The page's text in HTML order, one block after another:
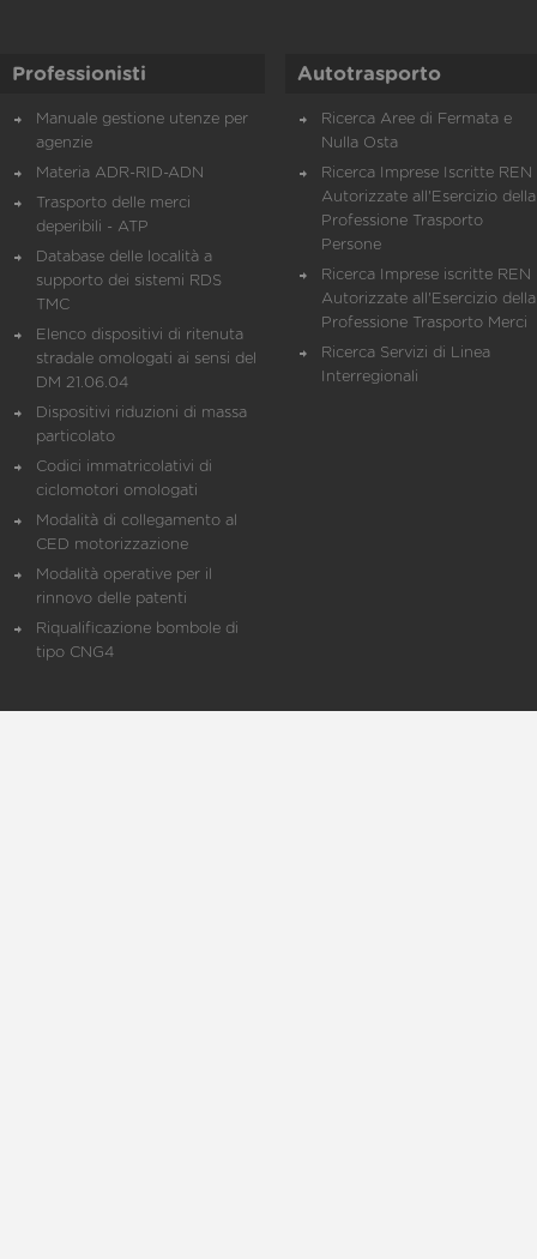
Professionisti
Manuale gestione utenze per
agenzie
Materia ADR-RID-ADN
Trasporto delle merci
deperibili - ATP
Database delle località a
supporto dei sistemi RDS
TMC
Elenco dispositivi di ritenuta
stradale omologati ai sensi del
DM 21.06.04
Dispositivi riduzioni di massa
particolato
Codici immatricolativi di
ciclomotori omologati
Modalità di collegamento al
CED motorizzazione
Modalità operative per il
rinnovo delle patenti
Riqualificazione bombole di
tipo CNG4
Autotrasporto
Ricerca Aree di Fermata e
Nulla Osta
Ricerca Imprese Iscritte REN
Autorizzate all'Esercizio della
Professione Trasporto
Persone
Ricerca Imprese iscritte REN
Autorizzate all'Esercizio della
Professione Trasporto Merci
Ricerca Servizi di Linea
Interregionali